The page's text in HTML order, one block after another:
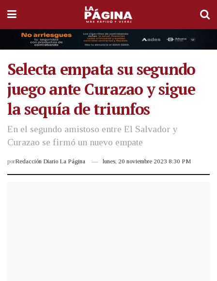
Selecta empata su segundo
juego ante Curazao y sigue
la sequía de triunfos
En el segundo amistoso entre El Salvador y
Curazao se firmó un nuevo empate
porRedacción Diario La Página lunes, 20 noviembre 2023 8:30 PM